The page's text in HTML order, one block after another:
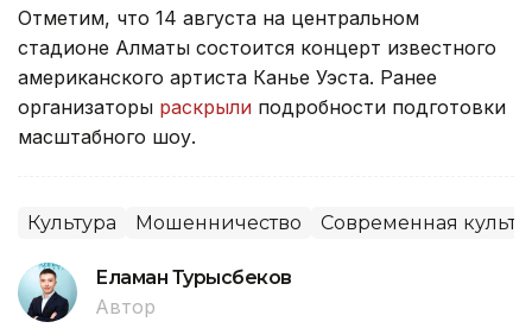
Отметим, что 14 августа на центральном
стадионе Алматы состоится концерт известного
американского артиста Канье Уэста. Ранее
организаторы раскрыли подробности подготовки
масштабного шоу.
Культура Мошенничество Современная
Еламан Турысбеков
Автор